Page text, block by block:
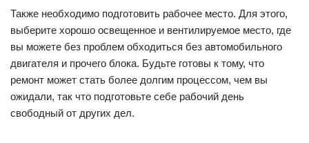
Также необходимо подготовить рабочее место. Для этого,
выберите хорошо освещенное и вентилируемое место, где
вы можете без проблем обходиться без автомобильного
двигателя и прочего блока. Будьте готовы к тому, что
ремонт может стать более долгим процессом, чем вы
ожидали, так что подготовьте себе рабочий день
свободный от других дел.